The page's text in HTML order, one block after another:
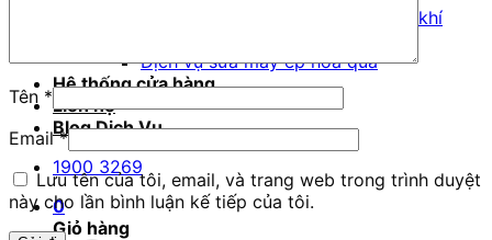
Dịch vụ sửa chữa máy lọc không khí
Dịch vụ sửa máy ép hoa quả
Hệ thống cửa hàng
Liên hệ
Blog Dịch Vụ
1900 3269
0
Giỏ hàng
Tên *
Email*
Lưu tên của tôi, email, và trang web trong trình duyệt
này cho lần bình luận kế tiếp của tôi.